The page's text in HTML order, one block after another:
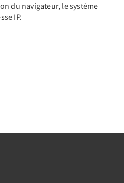
du navigateur, le système
IP.